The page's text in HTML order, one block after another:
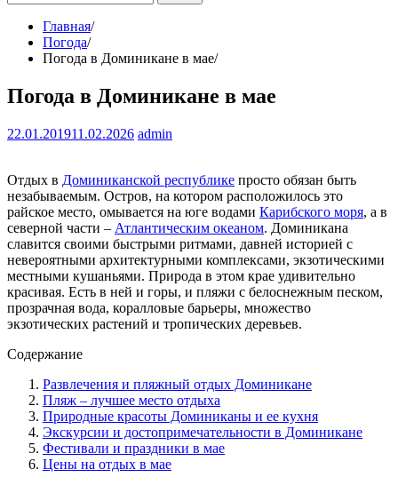
Главная
Погода
Погода в Доминикане в мае
Погода в Доминикане в мае
22.01.201911.02.2026 admin
Отдых в Доминиканской республике просто обязан быть
незабываемым. Остров, на котором расположилось это
райское место, омывается на юге водами Карибского моря, а в
северной части – Атлантическим океаном. Доминикана
славится своими быстрыми ритмами, давней историей с
невероятными архитектурными комплексами, экзотическими
местными кушаньями. Природа в этом крае удивительно
красивая. Есть в ней и горы, и пляжи с белоснежным песком,
прозрачная вода, коралловые барьеры, множество
экзотических растений и тропических деревьев.
Содержание
Развлечения и пляжный отдых Доминикане
Пляж – лучшее место отдыха
Природные красоты Доминиканы и ее кухня
Экскурсии и достопримечательности в Доминикане
Фестивали и праздники в мае
Цены на отдых в мае